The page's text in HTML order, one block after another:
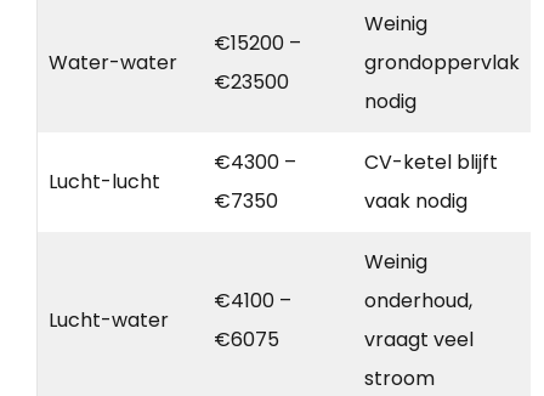
Water-water
€15200 –
€23500
Weinig
grondoppervlak
nodig
Lucht-lucht
€4300 –
€7350
CV-ketel blijft
vaak nodig
Lucht-water
€4100 –
€6075
Weinig
onderhoud,
vraagt veel
stroom